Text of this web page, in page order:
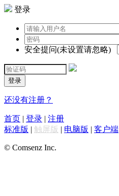
登录
安全提问(未设置请忽略)
登录
还没有注册？
首页 | 登录 | 注册
标准版 | 触屏版 | 电脑版 | 客户端
© Comsenz Inc.